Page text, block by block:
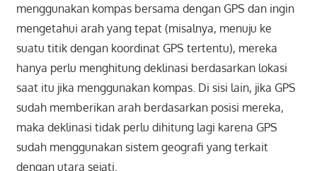
menggunakan kompas bersama dengan GPS dan ingin
mengetahui arah yang tepat (misalnya, menuju ke
suatu titik dengan koordinat GPS tertentu), mereka
hanya perlu menghitung deklinasi berdasarkan lokasi
saat itu jika menggunakan kompas. Di sisi lain, jika GPS
sudah memberikan arah berdasarkan posisi mereka,
maka deklinasi tidak perlu dihitung lagi karena GPS
sudah menggunakan sistem geografi yang terkait
dengan utara sejati.